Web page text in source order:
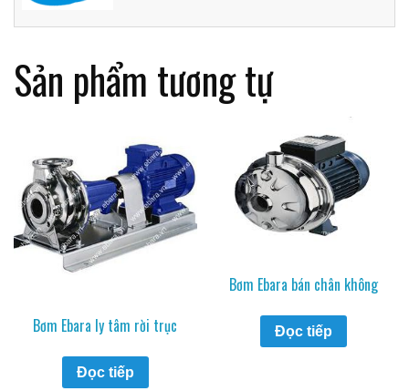
Sản phẩm tương tự
Bơm Ebara ly tâm rời trục
Đọc tiếp
Bơm Ebara bán chân không
Đọc tiếp